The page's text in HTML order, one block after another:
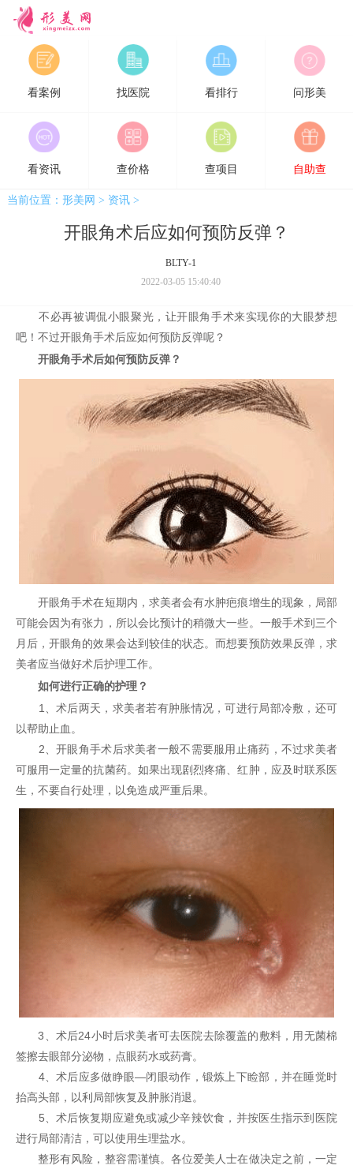
形美网
看案例 找医院 看排行 问形美
看资讯 查价格 查项目 自助查
当前位置： 形美网 > 资讯>
开眼角术后应如何预防反弹？
BLTY-1
2022-03-05 15:40:40
不必再被调侃小眼聚光，让开眼角手术来实现你的大眼梦想
吧！不过开眼角手术后应如何预防反弹呢？
开眼角手术后如何预防反弹？
开眼角手术在短期内，求美者会有水肿疤痕增生的现象，局部
可能会因为有张力，所以会比预计的稍微大一些。一般手术到三个
月后，开眼角的效果会达到较佳的状态。而想要预防效果反弹，求
美者应当做好术后护理工作。
如何进行正确的护理？
1、术后两天，求美者若有肿胀情况，可进行局部冷敷，还可
以帮助止血。
2、开眼角手术后求美者一般不需要服用止痛药，不过求美者
可服用一定量的抗菌药。如果出现剧烈疼痛、红肿，应及时联系医
生，不要自行处理，以免造成严重后果。
3、术后24小时后求美者可去医院去除覆盖的敷料，用无菌棉
签擦去眼部分泌物，点眼药水或药膏。
4、术后应多做睁眼—闭眼动作，锻炼上下睑部，并在睡觉时
抬高头部，以利局部恢复及肿胀消退。
5、术后恢复期应避免或减少辛辣饮食，并按医生指示到医院
进行局部清洁，可以使用生理盐水。
整形有风险，整容需谨慎。各位爱美人士在做决定之前，一定